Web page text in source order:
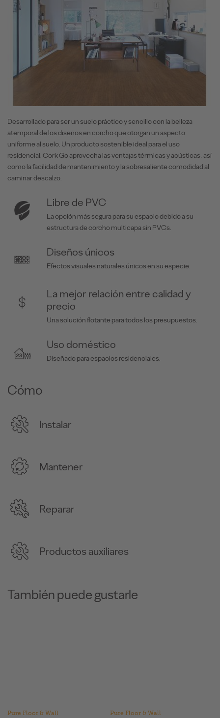
Desarrollado para ser un suelo práctico y sencillo con la belleza
atemporal de los diseños en corcho que otorgan un aspecto
uniforme al suelo. Un producto sostenible ideal para el uso
residencial. Cork Go aprovecha las ventajas térmicas y acústicas, así
como la facilidad de mantenimiento y la sobresaliente comodidad al
caminar descalzo.
Libre de PVC
La opción más segura para su espacio debido a su
estructura de corcho multicapa sin PVCs.
Diseños únicos
Efectos visuales naturales únicos en su especie.
La mejor relación entre calidad y
precio
Una solución flotante para todos los presupuestos.
Uso doméstico
Diseñado para espacios residenciales.
Cómo
Instalar
Mantener
Reparar
Productos auxiliares
También puede gustarle
Pure Floor & Wall Pure Floor & Wall